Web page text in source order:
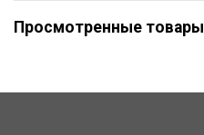
Просмотренные товары